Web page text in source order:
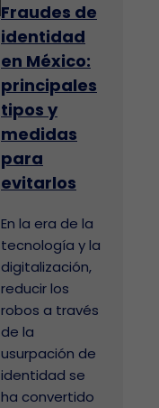
Fraudes de
identidad
en México:
principales
tipos y
medidas
para
evitarlos
En la era de la
tecnología y la
digitalización,
reducir los
robos a través
de la
usurpación de
identidad se
ha convertido